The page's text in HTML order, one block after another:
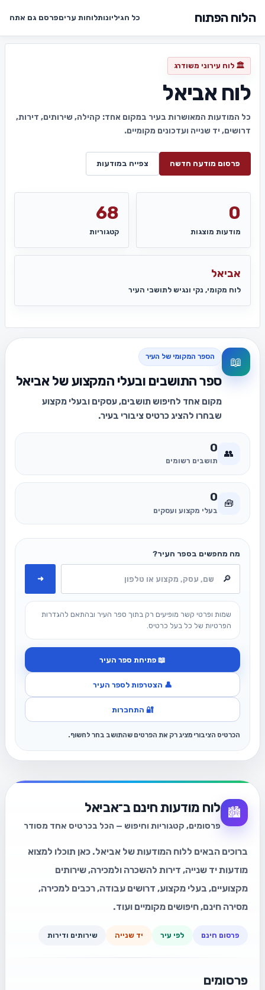
הלוח הפתוח כל הגיליונותלוחות עריםפרסם גם אתה
🏛️ לוח עירוני משודרג
לוח אביאל
כל המודעות המאושרות בעיר במקום אחד: קהילה, שירותים, דירות,
דרושים, יד שנייה ועדכונים מקומיים.
פרסום מודעה חדשה צפייה במודעות
0
מודעות מוצגות
68
קטגוריות
אביאל
לוח מקומי, נקי ונגיש לתושבי העיר
📖 הספר המקומי של העיר
ספר התושבים ובעלי המקצוע של אביאל
מקום אחד לחיפוש תושבים, עסקים ובעלי מקצוע
שבחרו להציג כרטיס ציבורי בעיר.
👥
0
תושבים רשומים
🧰
0
בעלי מקצוע ועסקים
מה מחפשים בספר העיר?
➜
שמות ופרטי קשר מופיעים רק בתוך ספר העיר ובהתאם להגדרות
הפרטיות של כל בעל כרטיס.
📖 פתיחת ספר העיר
👤 הצטרפות לספר העיר
🔐 התחברות
הכרטיס הציבורי מציג רק את הפרטים שהתושב בחר לחשוף.
🏙️ לוח מודעות חינם ב־אביאל
פרסומים, קטגוריות וחיפוש — הכל בכרטיס אחד מסודר
ברוכים הבאים ללוח המודעות של אביאל. כאן תוכלו למצוא
מודעות יד שנייה, דירות להשכרה ולמכירה, שירותים
מקצועיים, בעלי מקצוע, דרושים עבודה, רכבים למכירה,
מסירה חינם, חיפושים מקומיים ועוד.
פרסום חינם לפי עיר יד שנייה שירותים ודירות
פרסומים